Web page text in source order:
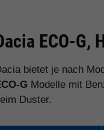
ECO-G,
bietet je nach
G Modelle mit
Duster.